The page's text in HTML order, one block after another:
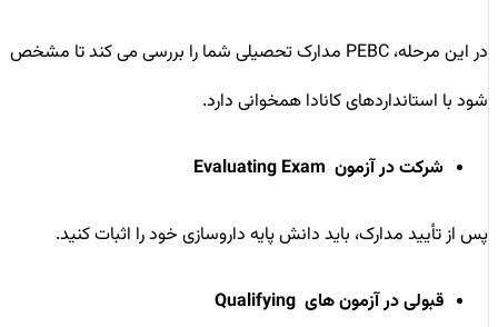
در این مرحله، PEBC مدارک تحصیلی شما را بررسی می ‌کند تا مشخص
شود با استانداردهای کانادا همخوانی دارد.
شرکت در آزمونEvaluating Exam
پس از تأیید مدارک، باید دانش پایه داروسازی خود را اثبات کنید.
قبولی در آزمون‌ هایQualifying